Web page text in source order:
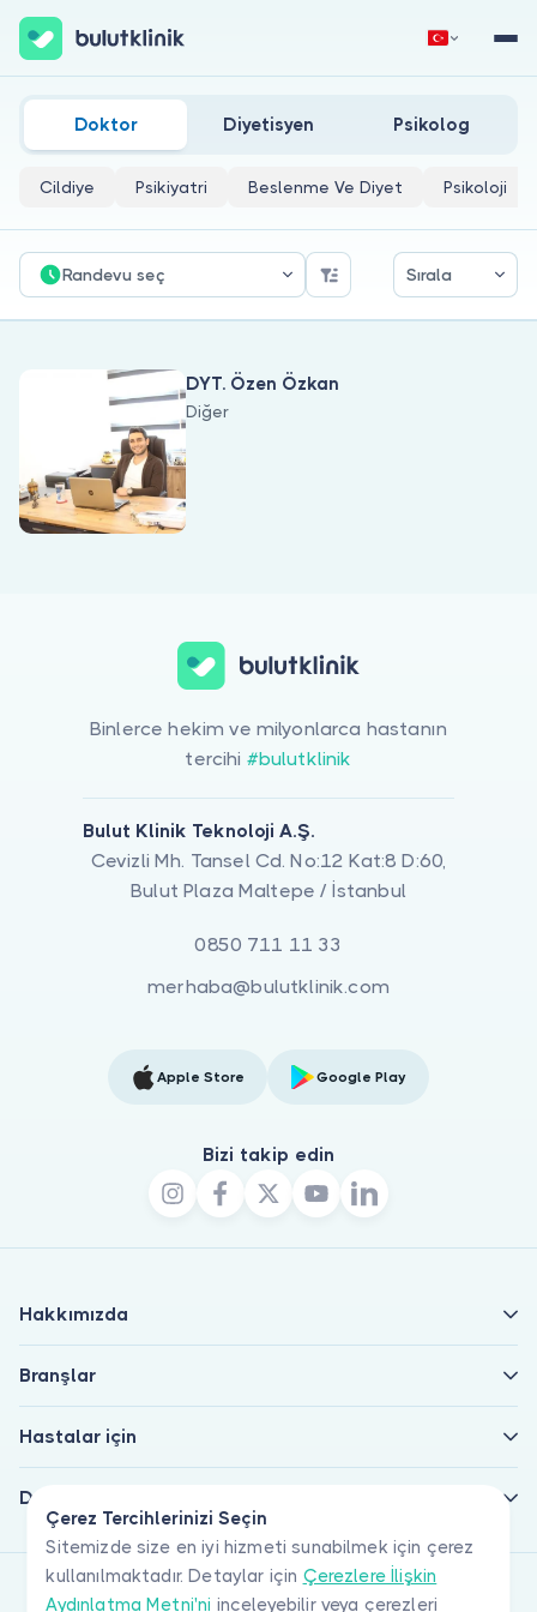
Hastalar için
Doktorlar için
Doktor musunuz?
Hemen Kaydol Giriş Yap
Alerji Ve Besin İntöleransında Beslenme Doktorları
Doktor Diyetisyen Psikolog
Cildiye Psikiyatri Beslenme Ve Diyet Psikoloji
Randevu seç Sırala
DYT. Özen Özkan
Diğer
Çerez Tercihlerinizi Seçin
Sitemizde size en iyi hizmeti sunabilmek için çerez
kullanılmaktadır. Detaylar için Çerezlere İlişkin
Aydınlatma Metni'ni inceleyebilir veya çerezleri
Binlerce hekim ve milyonlarca hastanın
tercihi #bulutklinik
Bulut Klinik Teknoloji A.Ş.
Cevizli Mh. Tansel Cd. No:12 Kat:8 D:60,
Bulut Plaza Maltepe / İstanbul
0850 711 11 33
merhaba@bulutklinik.com
Apple Store Google Play
Bizi takip edin
Hakkımızda
Branşlar
Hastalar için
Doktorlar için